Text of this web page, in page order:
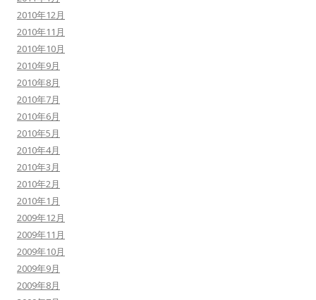
2010年12月
2010年11月
2010年10月
2010年9月
2010年8月
2010年7月
2010年6月
2010年5月
2010年4月
2010年3月
2010年2月
2010年1月
2009年12月
2009年11月
2009年10月
2009年9月
2009年8月